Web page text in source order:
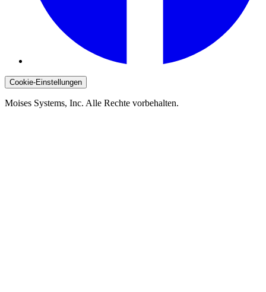
Cookie-Einstellungen
Moises Systems, Inc. Alle Rechte vorbehalten.